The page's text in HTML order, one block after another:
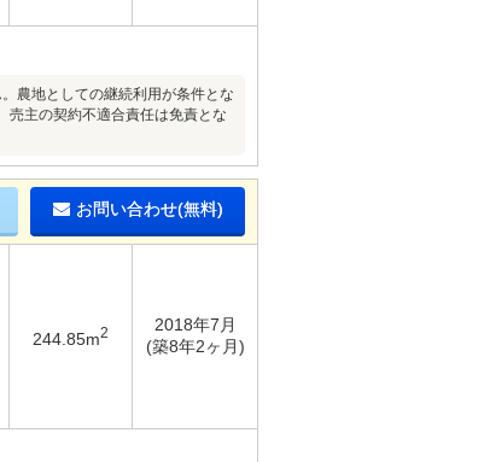
農地としての継続利用が条件とな
売主の契約不適合責任は免責とな
お問い合わせ(無料)
244.85m2
2018年7月
(築8年2ヶ月)